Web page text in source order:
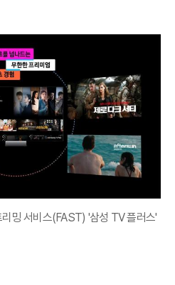
밍 서비스(FAST) '삼성 TV 플러스'